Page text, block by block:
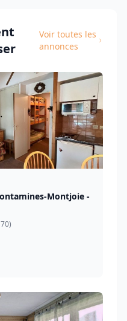
Voir toutes les
annonces
Montjoie -